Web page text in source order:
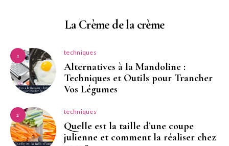
La Crème de la crème
1 techniques
Alternatives à la Mandoline :
Techniques et Outils pour Trancher
Vos Légumes
2 techniques
Quelle est la taille d’une coupe
julienne et comment la réaliser chez